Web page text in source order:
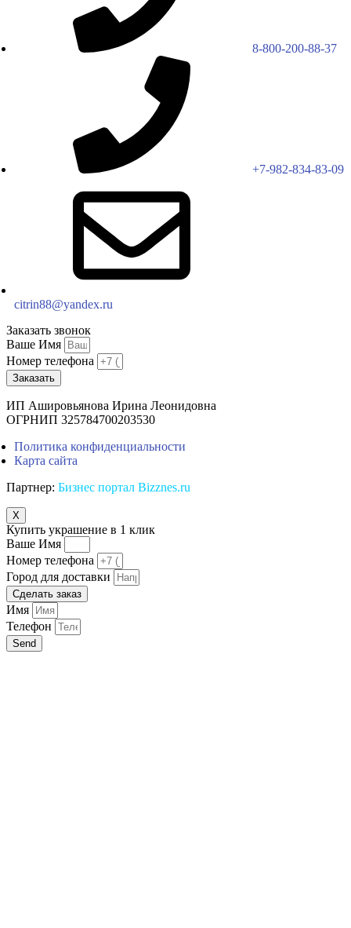
8-800-200-88-37
+7-982-834-83-09
citrin88@yandex.ru
Заказать звонок
Ваше Имя
Номер телефона
Заказать
ИП Ашировьянова Ирина Леонидовна
ОГРНИП 325784700203530
Политика конфиденциальности
Карта сайта
Партнер: Бизнес портал Bizznes.ru
X
Купить украшение в 1 клик
Ваше Имя
Номер телефона
Город для доставки
Сделать заказ
Имя
Телефон
Send